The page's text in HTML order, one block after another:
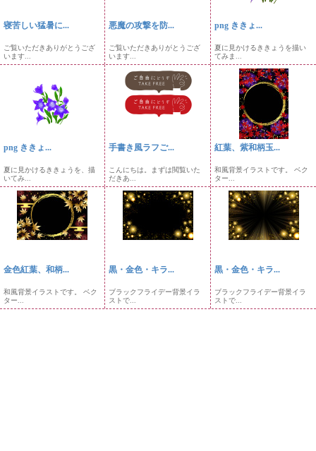
寝苦しい猛暑に...
ご覧いただきありがとうござ
います...
悪魔の攻撃を防...
ご覧いただきありがとうござ
います...
png ききょ...
夏に見かけるききょうを描い
てみま...
png ききょ...
夏に見かけるききょうを、描
いてみ...
手書き風ラフご...
こんにちは。まずは閲覧いた
だきあ...
紅葉、紫和柄玉...
和風背景イラストです。 ベク
ター...
金色紅葉、和柄...
和風背景イラストです。 ベク
ター...
黒・金色・キラ...
ブラックフライデー背景イラ
ストで...
黒・金色・キラ...
ブラックフライデー背景イラ
ストで...